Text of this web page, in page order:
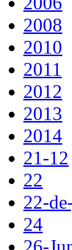
2008
2010
2011
2012
2013
2014
21-12
22
22-
24